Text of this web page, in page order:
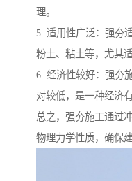
理。
5. 适用性广泛：强夯
粉土、粘土等，尤其
6. 经济性较好：强夯
对较低，是一种经济
总之，强夯施工通过
物理力学性质，确保